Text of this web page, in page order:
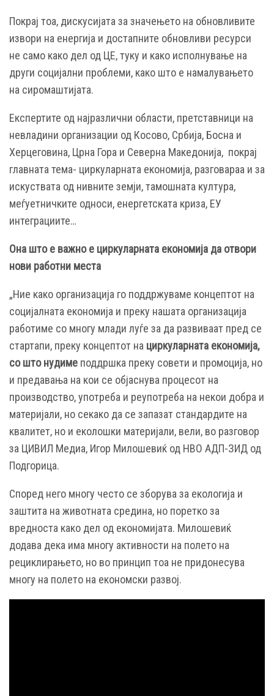
Покрај тоа, дискусијата за значењето на обновливите
извори на енергија и достапните обновливи ресурси
не само како дел од ЦЕ, туку и како исполнување на
други социјални проблеми, како што е намалувањето
на сиромаштијата.
Експертите од најразлични области, претставници на
невладини организации од Косово, Србија, Босна и
Херцеговина, Црна Гора и Северна Македонија, покрај
главната тема- циркуларната економија, разговараа и за
искуствата од нивните земји, тамошната култура,
меѓуетничките односи, енергетската криза, ЕУ
интеграциите…
Она што е важно е циркуларната економија да отвори
нови работни места
„Ние како организација го поддржуваме концептот на
социјалната економија и преку нашата организација
работиме со многу млади луѓе за да развиваат пред се
стартапи, преку концептот на циркуларната економија,
со што нудиме поддршка преку совети и промоција, но
и предавања на кои се објаснува процесот на
производство, употреба и реупотреба на некои добра и
материјали, но секако да се запазат стандардите на
квалитет, но и еколошки материјали, вели, во разговор
за ЦИВИЛ Медиа, Игор Милошевиќ од НВО АДП-ЗИД од
Подгорица.
Според него многу често се зборува за екологија и
заштита на животната средина, но поретко за
вредноста како дел од економијата. Милошевиќ
додава дека има многу активности на полето на
рециклирањето, но во принцип тоа не придонесува
многу на полето на економски развој.